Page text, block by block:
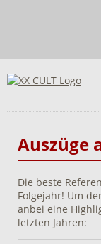
Auszüge
Die beste
Folgejahr! Um
anbei eine
letzten Jahren: